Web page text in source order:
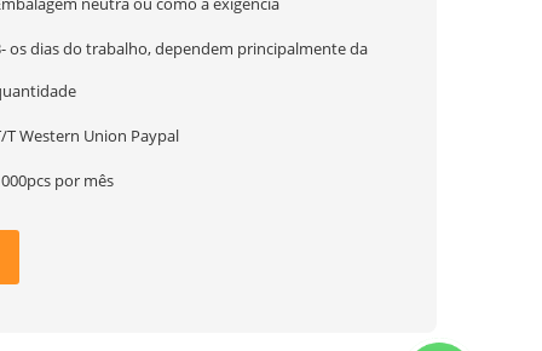
os dias do trabalho, dependem principalmente da
T/T Western Union Paypal
por mês